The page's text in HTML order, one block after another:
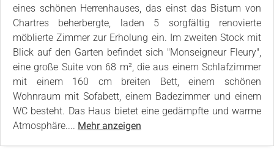
eines schönen Herrenhauses, das einst das Bistum von
Chartres beherbergte, laden 5 sorgfältig renovierte
möblierte Zimmer zur Erholung ein. Im zweiten Stock mit
Blick auf den Garten befindet sich "Monseigneur Fleury",
eine große Suite von 68 m², die aus einem Schlafzimmer
mit einem 160 cm breiten Bett, einem schönen
Wohnraum mit Sofabett, einem Badezimmer und einem
WC besteht. Das Haus bietet eine gedämpfte und warme
Atmosphäre.... Mehr anzeigen